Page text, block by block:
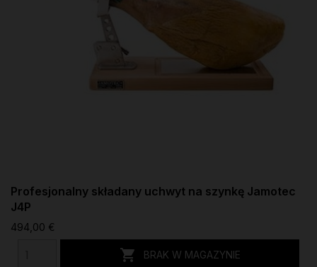
Profesjonalny składany uchwyt na szynkę Jamotec
J4P
494,00 €
 BRAK W MAGAZYNIE